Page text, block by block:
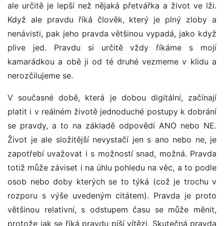
ale určitě je lepší než nějaká přetvářka a život ve lži.
Když ale pravdu říká člověk, který je plný zloby a
nenávisti, pak jeho pravda většinou vypadá, jako když
plive jed. Pravdu si určitě vždy říkáme s mojí
kamarádkou a obě ji od té druhé vezmeme v klidu a
nerozčilujeme se.
V současné době, která je dobou digitální, začínají
platit i v reálném životě jednoduché postupy k dobrání
se pravdy, a to na základě odpovědí ANO nebo NE.
Život je ale složitější nevystačí jen s ano nebo ne, je
zapotřebí uvažovat i s možností snad, možná. Pravda
totiž může záviset i na úhlu pohledu na věc, a to podle
osob nebo doby kterých se to týká (což je trochu v
rozporu s výše uvedeným citátem). Pravda je proto
většinou relativní, s odstupem času se může měnit,
protože jak se říká pravdu píší vítězi. Skutečná pravda